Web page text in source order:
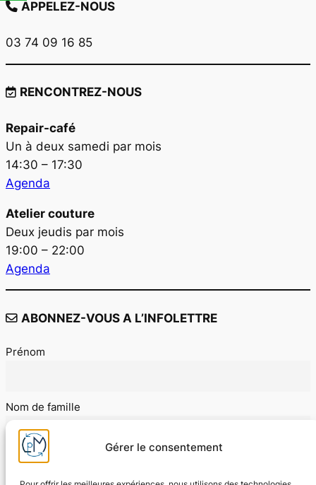
Gérer le consentement
APPELEZ-NOUS
03 74 09 16 85
RENCONTREZ-NOUS
Repair-café
Un à deux samedi par mois
14:30 – 17:30
Agenda
Atelier couture
Deux jeudis par mois
19:00 – 22:00
Agenda
ABONNEZ-VOUS A L’INFOLETTRE
Prénom
Nom de famille
E-mail